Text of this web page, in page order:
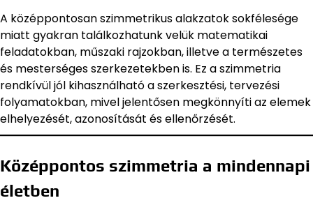
A középpontosan szimmetrikus alakzatok sokfélesége
miatt gyakran találkozhatunk velük matematikai
feladatokban, műszaki rajzokban, illetve a természetes
és mesterséges szerkezetekben is. Ez a szimmetria
rendkívül jól kihasználható a szerkesztési, tervezési
folyamatokban, mivel jelentősen megkönnyíti az elemek
elhelyezését, azonosítását és ellenőrzését.
Középpontos szimmetria a mindennapi
életben